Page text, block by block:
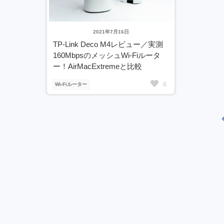
Wi-Fiルーター
2021年7月16日
TP-Link Deco M4レビュー／実測
160MbpsのメッシュWi-Fiルータ
ー！AirMacExtremeと比較
4